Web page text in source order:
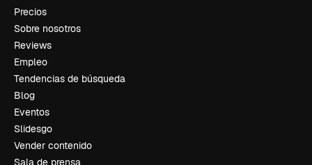
Precios
Sobre nosotros
Reviews
Empleo
Tendencias de búsqueda
Blog
Eventos
Slidesgo
Vender contenido
Sala de prensa